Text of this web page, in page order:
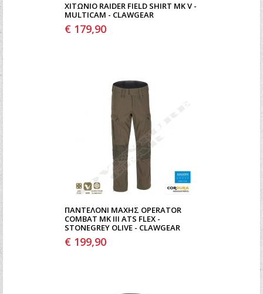
ΧΙΤΏΝΙΟ RAIDER FIELD SHIRT MK V -
MULTICAM - CLAWGEAR
€ 179,90
ΠΑΝΤΕΛΌΝΙ ΜΆΧΗΣ OPERATOR
COMBAT MK III ATS FLEX -
STONEGREY OLIVE - CLAWGEAR
€ 199,90